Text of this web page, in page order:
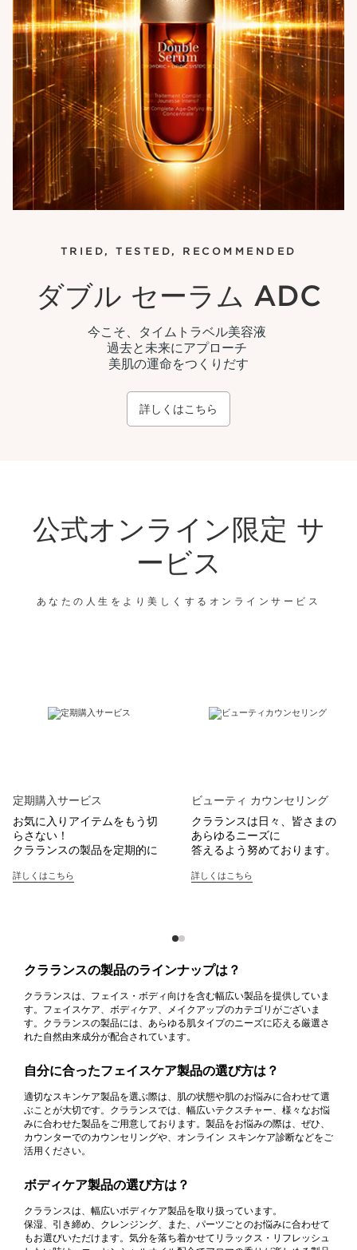
TRIED, TESTED, RECOMMENDED
ダブル セーラム ADC
今こそ、タイムトラベル美容液
過去と未来にアプローチ
美肌の運命をつくりだす
詳しくはこちら
公式オンライン限定 サ
ービス
あなたの人生をより美しくするオンラインサービス
定期購入サービス
お気に入りアイテムをもう切
らさない！
クラランスの製品を定期的に
詳しくはこちら
ビューティ カウンセリング
クラランスは日々、皆さまの
あらゆるニーズに
答えるよう努めております。
詳しくはこちら
クラランスの製品のラインナップは？
クラランスは、フェイス・ボディ向けを含む幅広い製品を提供していま
す。フェイスケア、ボディケア、メイクアップのカテゴリがございま
す。クラランスの製品には、あらゆる肌タイプのニーズに応える厳選さ
れた自然由来成分が配合されています。
自分に合ったフェイスケア製品の選び方は？
適切なスキンケア製品を選ぶ際は、肌の状態や肌のお悩みに合わせて選
ぶことが大切です。クラランスでは、幅広いテクスチャー、様々なお悩
みに合わせた製品をご用意しております。製品をお悩みの際は、ぜひ、
カウンターでのカウンセリングや、オンライン スキンケア診断などをご
活用ください。
ボディケア製品の選び方は？
クラランスは、幅広いボディケア製品を取り扱っています。
保湿、引き締め、クレンジング、また、パーツごとのお悩みに合わせて
もお選びいただけます。気分を落ち着かせてリラックス・リフレッシュ